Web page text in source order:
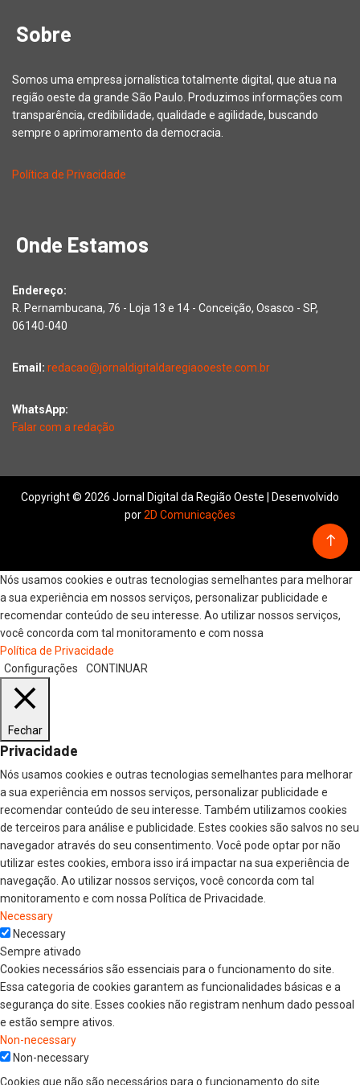
Sobre
Somos uma empresa jornalística totalmente digital, que atua na
região oeste da grande São Paulo. Produzimos informações com
transparência, credibilidade, qualidade e agilidade, buscando
sempre o aprimoramento da democracia.
Política de Privacidade
Onde Estamos
Endereço:
R. Pernambucana, 76 - Loja 13 e 14 - Conceição, Osasco - SP,
06140-040
Email: redacao@jornaldigitaldaregiaooeste.com.br
WhatsApp:
Falar com a redação
Copyright © 2026 Jornal Digital da Região Oeste | Desenvolvido
por2D Comunicações
Nós usamos cookies e outras tecnologias semelhantes para melhorar
a sua experiência em nossos serviços, personalizar publicidade e
recomendar conteúdo de seu interesse. Ao utilizar nossos serviços,
você concorda com tal monitoramento e com nossa
Política de Privacidade
Configurações
CONTINUAR
Fechar
Privacidade
Nós usamos cookies e outras tecnologias semelhantes para melhorar
a sua experiência em nossos serviços, personalizar publicidade e
recomendar conteúdo de seu interesse. Também utilizamos cookies
de terceiros para análise e publicidade. Estes cookies são salvos no seu
navegador através do seu consentimento. Você pode optar por não
utilizar estes cookies, embora isso irá impactar na sua experiência de
navegação. Ao utilizar nossos serviços, você concorda com tal
monitoramento e com nossa Política de Privacidade.
Necessary
Necessary
Sempre ativado
Cookies necessários são essenciais para o funcionamento do site.
Essa categoria de cookies garantem as funcionalidades básicas e a
segurança do site. Esses cookies não registram nenhum dado pessoal
e estão sempre ativos.
Non-necessary
Non-necessary
Cookies que não são necessários para o funcionamento do site